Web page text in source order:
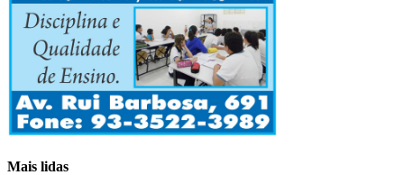
Mais lidas